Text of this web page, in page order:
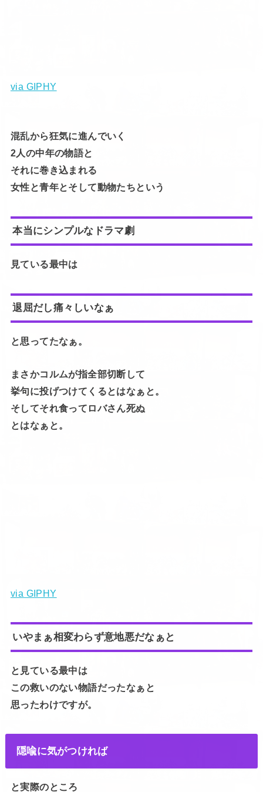
via GIPHY
混乱から狂気に進んでいく
2人の中年の物語と
それに巻き込まれる
女性と青年とそして動物たちという
本当にシンプルなドラマ劇
見ている最中は
退屈だし痛々しいなぁ
と思ってたなぁ。
まさかコルムが指全部切断して
挙句に投げつけてくるとはなぁと。
そしてそれ食ってロバさん死ぬ
とはなぁと。
via GIPHY
いやまぁ相変わらず意地悪だなぁと
と見ている最中は
この救いのない物語だったなぁと
思ったわけですが。
隠喩に気がつければ
と実際のところ